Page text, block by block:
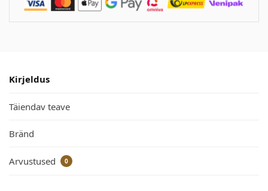
Kirjeldus
Täiendav teave
Bränd
Arvustused 0